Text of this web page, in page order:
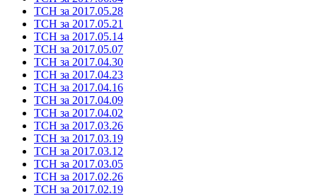
ТСН за 2017.05.28
ТСН за 2017.05.21
ТСН за 2017.05.14
ТСН за 2017.05.07
ТСН за 2017.04.30
ТСН за 2017.04.23
ТСН за 2017.04.16
ТСН за 2017.04.09
ТСН за 2017.04.02
ТСН за 2017.03.26
ТСН за 2017.03.19
ТСН за 2017.03.12
ТСН за 2017.03.05
ТСН за 2017.02.26
ТСН за 2017.02.19